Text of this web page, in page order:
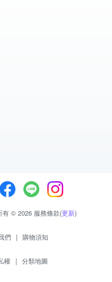
有 © 2026 服務條款(更新)
們 | 購物須知
權 | 分類地圖